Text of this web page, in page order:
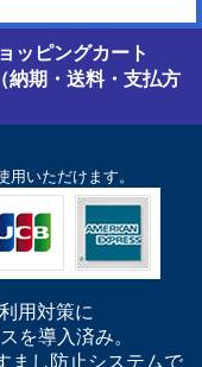
ッピングカート
納期・送料・支払方
いただけます。
用対策に
を導入済み。
まし防止システムで